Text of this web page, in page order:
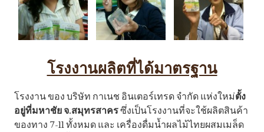
โรงงานผลิตที่ได้มาตรฐาน
โรงงาน ของ บริษัท กาเนช อินเตอร์เทรด จำกัด แห่งใหม่ตั้ง
อยู่ที่มหาชัย จ.สมุทรสาครซึ่งเป็นโรงงานที่จะใช้ผลิตสินค้า
ของทาง 7-11 ทั้งหมด และ เครื่องดื่มน้ำผลไม้ไทยผสมเมล็ด